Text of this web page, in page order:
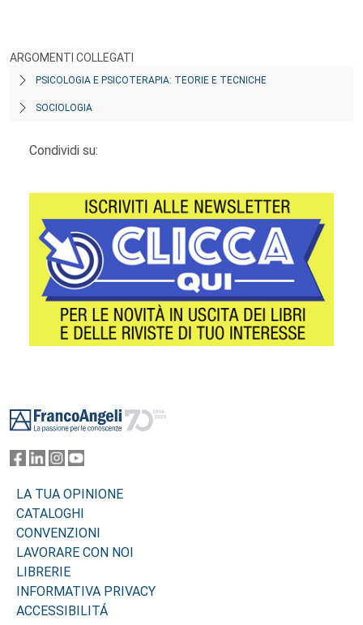
ARGOMENTI COLLEGATI
PSICOLOGIA E PSICOTERAPIA: TEORIE E TECNICHE
SOCIOLOGIA
Condividi su:
LA TUA OPINIONE
CATALOGHI
CONVENZIONI
LAVORARE CON NOI
LIBRERIE
INFORMATIVA PRIVACY
ACCESSIBILITÁ